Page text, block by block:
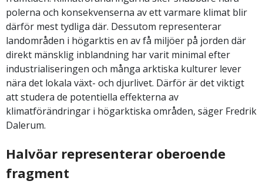
polerna och konsekvenserna av ett varmare klimat blir
därför mest tydliga där. Dessutom representerar
landområden i högarktis en av få miljöer på jorden där
direkt mänsklig inblandning har varit minimal efter
industrialiseringen och många arktiska kulturer lever
nära det lokala växt- och djurlivet. Därför är det viktigt
att studera de potentiella effekterna av
klimatförändringar i högarktiska områden, säger Fredrik
Dalerum.
Halvöar representerar oberoende
fragment